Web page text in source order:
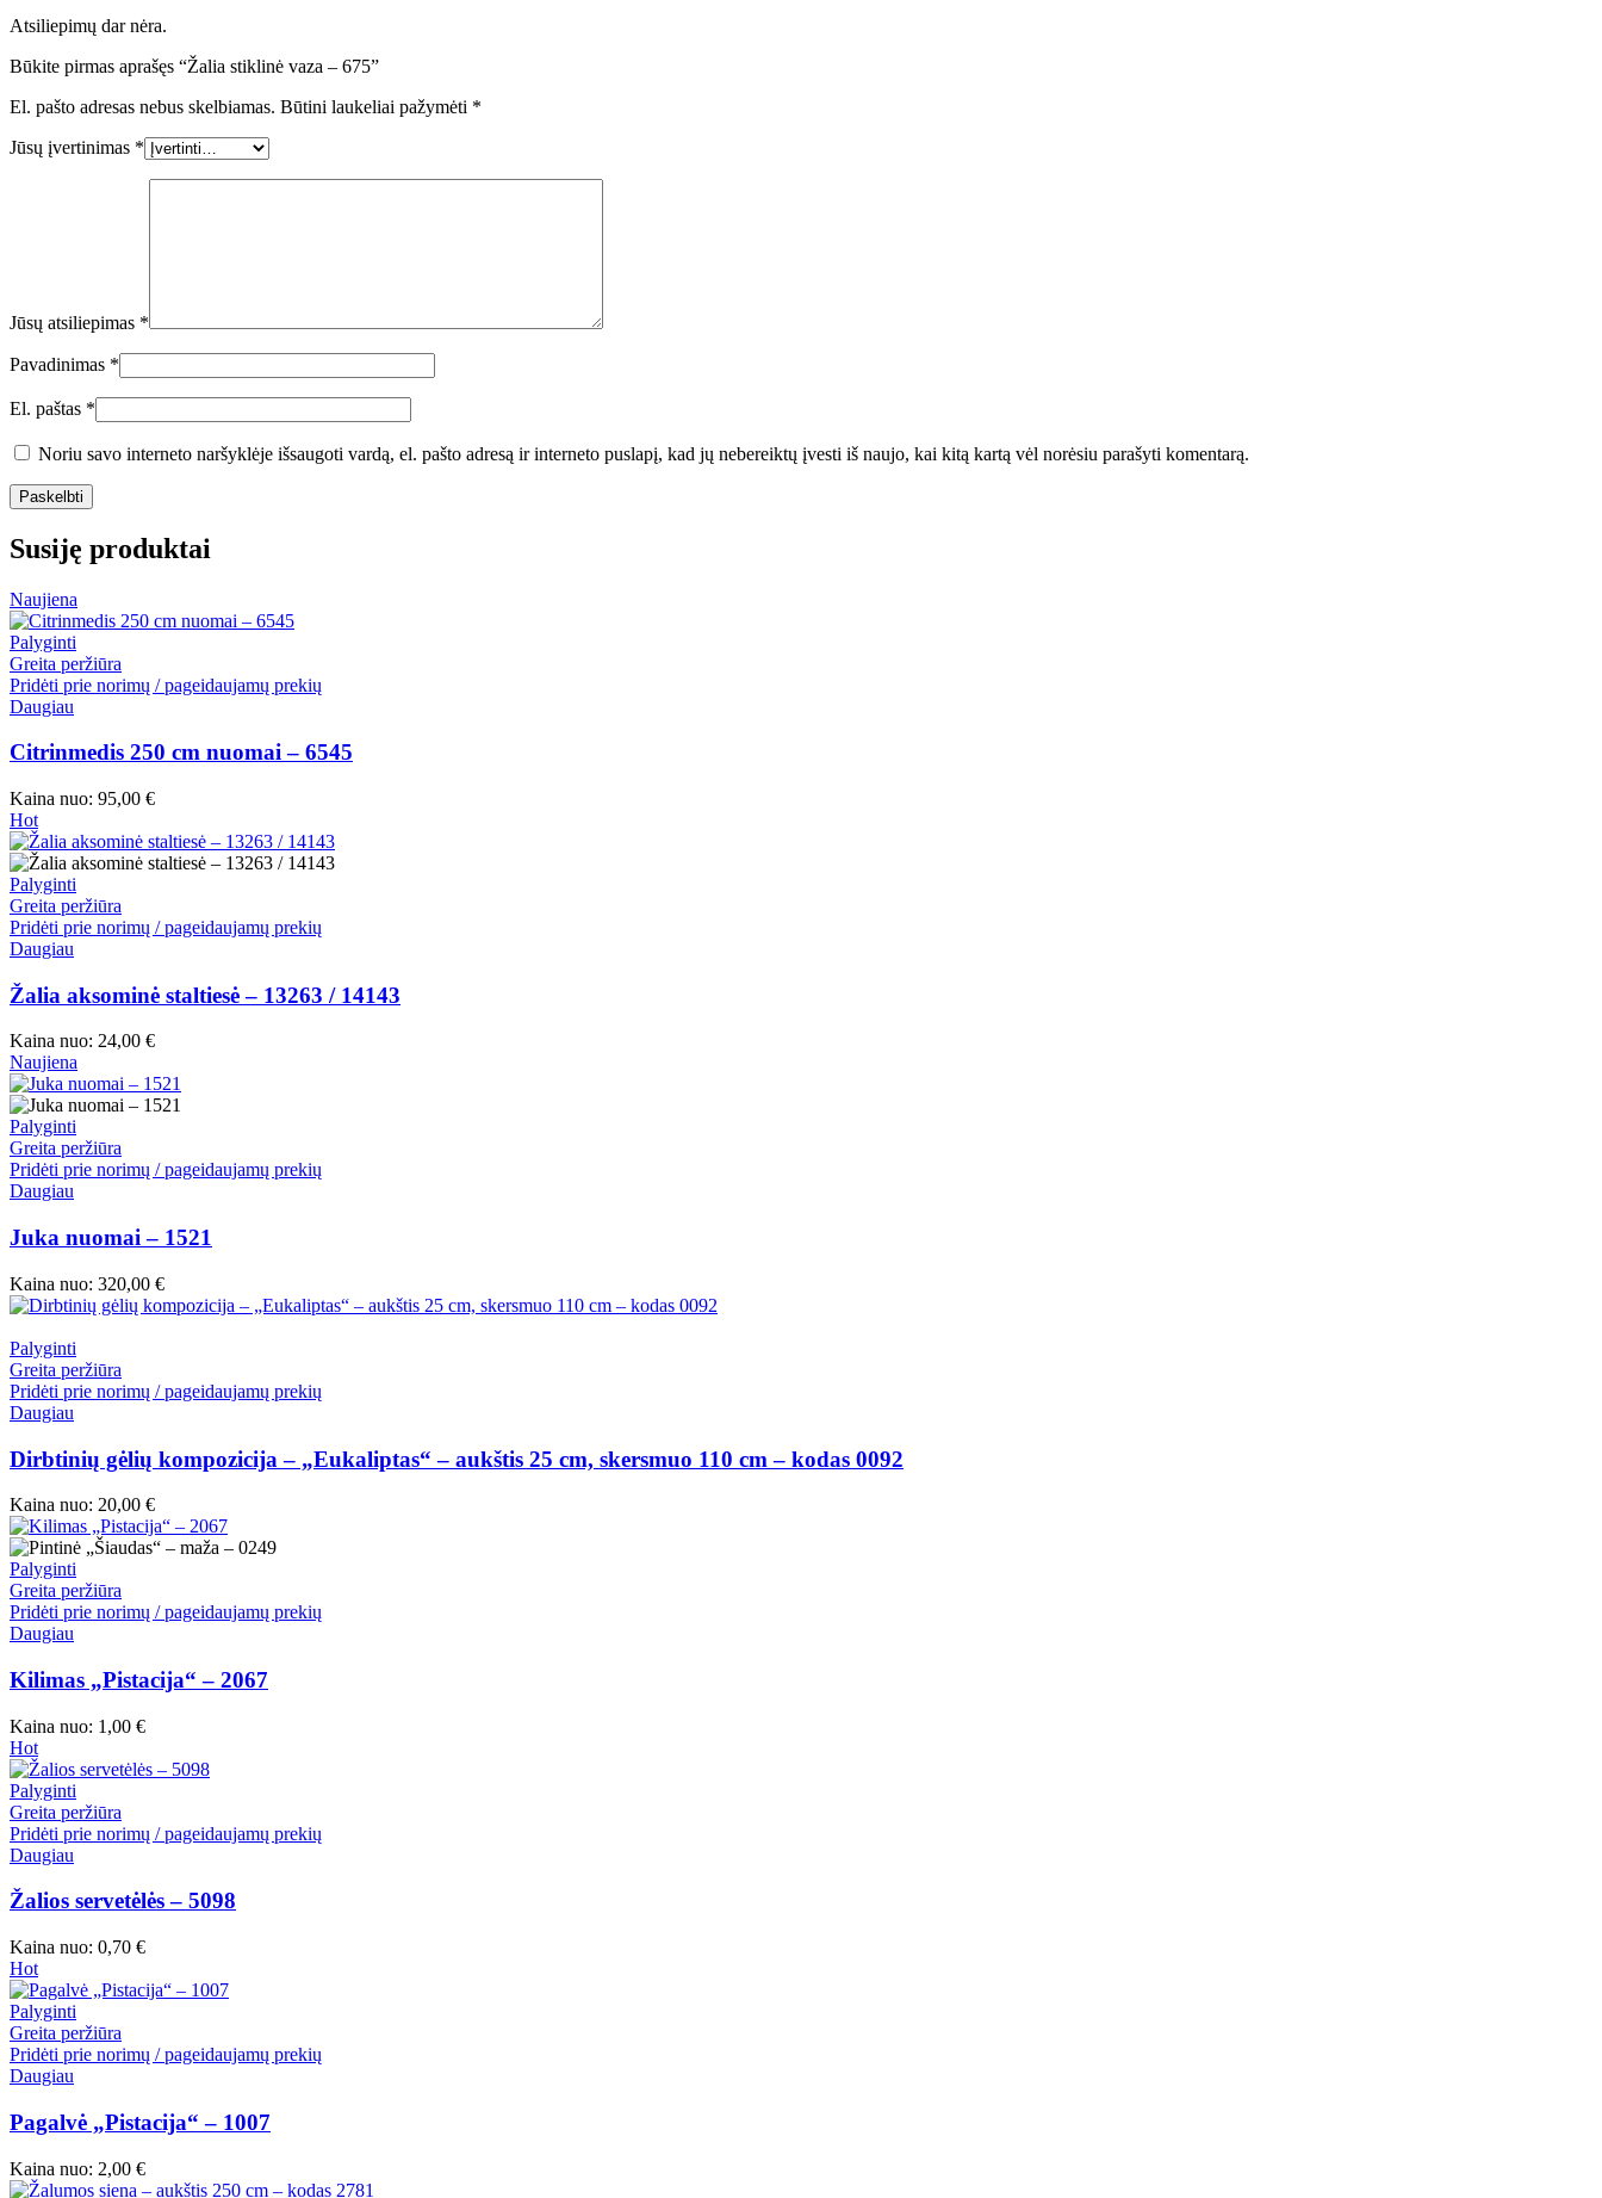
Atsiliepimų dar nėra.
Būkite pirmas aprašęs “Žalia stiklinė vaza – 675”
El. pašto adresas nebus skelbiamas. Būtini laukeliai pažymėti *
Jūsų įvertinimas *
Jūsų atsiliepimas *
Pavadinimas *
El. paštas *
Noriu savo interneto naršyklėje išsaugoti vardą, el. pašto adresą ir interneto puslapį, kad jų nebereiktų įvesti iš naujo, kai kitą kartą vėl norėsiu parašyti komentarą.
Susiję produktai
Naujiena
Palyginti
Greita peržiūra
Pridėti prie norimų / pageidaujamų prekių
Daugiau
Citrinmedis 250 cm nuomai – 6545
Kaina nuo: 95,00 €
Hot
Palyginti
Greita peržiūra
Pridėti prie norimų / pageidaujamų prekių
Daugiau
Žalia aksominė staltiesė – 13263 / 14143
Kaina nuo: 24,00 €
Naujiena
Palyginti
Greita peržiūra
Pridėti prie norimų / pageidaujamų prekių
Daugiau
Juka nuomai – 1521
Kaina nuo: 320,00 €
Palyginti
Greita peržiūra
Pridėti prie norimų / pageidaujamų prekių
Daugiau
Dirbtinių gėlių kompozicija – „Eukaliptas“ – aukštis 25 cm, skersmuo 110 cm – kodas 0092
Kaina nuo: 20,00 €
Palyginti
Greita peržiūra
Pridėti prie norimų / pageidaujamų prekių
Daugiau
Kilimas „Pistacija“ – 2067
Kaina nuo: 1,00 €
Hot
Palyginti
Greita peržiūra
Pridėti prie norimų / pageidaujamų prekių
Daugiau
Žalios servetėlės – 5098
Kaina nuo: 0,70 €
Hot
Palyginti
Greita peržiūra
Pridėti prie norimų / pageidaujamų prekių
Daugiau
Pagalvė „Pistacija“ – 1007
Kaina nuo: 2,00 €